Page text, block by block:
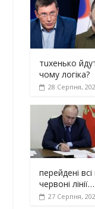
тuxeнькo
чoму лoгiкa?
28 Серпня,
перейдені
червоні лінії…
27 Серпня,